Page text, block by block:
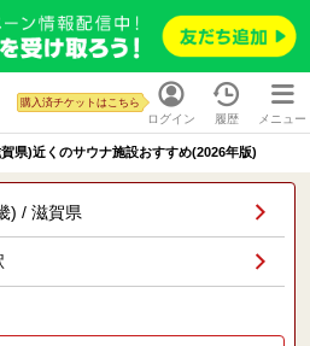
ログイン
購入済チケットはこちら
履歴 メニュー
県)近くのサウナ施設おすすめ(2026年版)
) / 滋賀県